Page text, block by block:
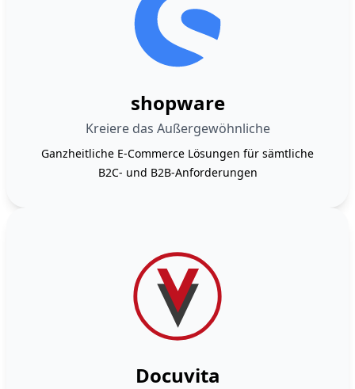
shopware
Kreiere das Außergewöhnliche
Ganzheitliche E-Commerce Lösungen für sämtliche
B2C- und B2B-Anforderungen
Docuvita